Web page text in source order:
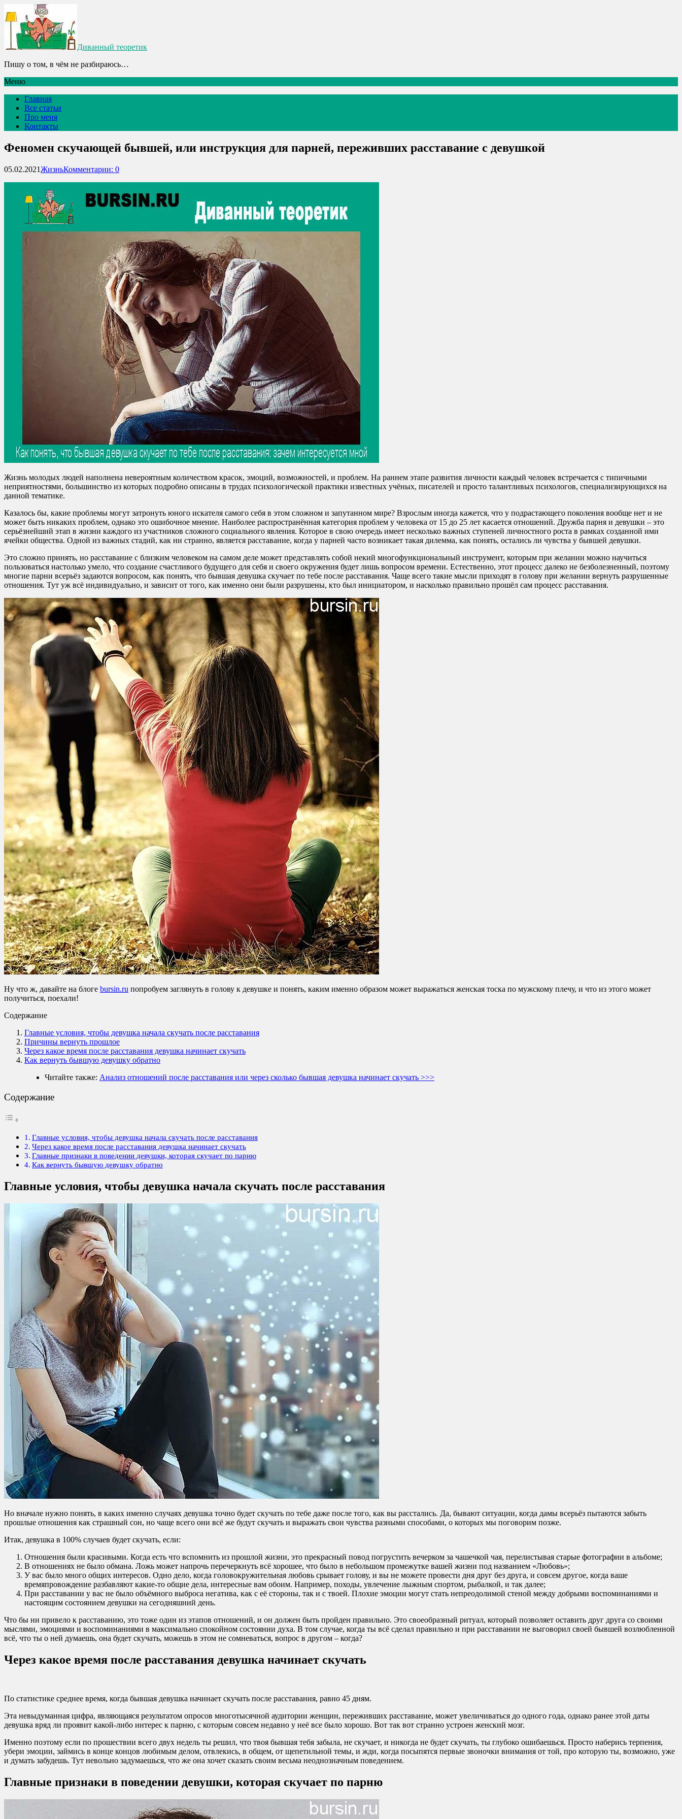
Диванный теоретик
Пишу о том, в чём не разбираюсь…
Меню
Главная
Все статьи
Про меня
Контакты
Феномен скучающей бывшей, или инструкция для парней, переживших расставание с девушкой
05.02.2021ЖизньКомментарии: 0
Жизнь молодых людей наполнена невероятным количеством красок, эмоций, возможностей, и проблем. На раннем этапе развития личности каждый человек встречается с типичными
неприятностями, большинство из которых подробно описаны в трудах психологической практики известных учёных, писателей и просто талантливых психологов, специализирующихся на
данной тематике.
Казалось бы, какие проблемы могут затронуть юного искателя самого себя в этом сложном и запутанном мире? Взрослым иногда кажется, что у подрастающего поколения вообще нет и не
может быть никаких проблем, однако это ошибочное мнение. Наиболее распространённая категория проблем у человека от 15 до 25 лет касается отношений. Дружба парня и девушки – это
серьёзнейший этап в жизни каждого из участников сложного социального явления. Которое в свою очередь имеет несколько важных ступеней личностного роста в рамках созданной ими
ячейки общества. Одной из важных стадий, как ни странно, является расставание, когда у парней часто возникает такая дилемма, как понять, остались ли чувства у бывшей девушки.
Это сложно принять, но расставание с близким человеком на самом деле может представлять собой некий многофункциональный инструмент, которым при желании можно научиться
пользоваться настолько умело, что создание счастливого будущего для себя и своего окружения будет лишь вопросом времени. Естественно, этот процесс далеко не безболезненный, поэтому
многие парни всерьёз задаются вопросом, как понять, что бывшая девушка скучает по тебе после расставания. Чаще всего такие мысли приходят в голову при желании вернуть разрушенные
отношения. Тут уж всё индивидуально, и зависит от того, как именно они были разрушены, кто был инициатором, и насколько правильно прошёл сам процесс расставания.
Ну что ж, давайте на блоге bursin.ru попробуем заглянуть в голову к девушке и понять, каким именно образом может выражаться женская тоска по мужскому плечу, и что из этого может
получиться, поехали!
Содержание
Главные условия, чтобы девушка начала скучать после расставания
Причины вернуть прошлое
Через какое время после расставания девушка начинает скучать
Как вернуть бывшую девушку обратно
Читайте также: Анализ отношений после расставания или через сколько бывшая девушка начинает скучать >>>
Содержание
Главные условия, чтобы девушка начала скучать после расставания
Через какое время после расставания девушка начинает скучать
Главные признаки в поведении девушки, которая скучает по парню
Как вернуть бывшую девушку обратно
Главные условия, чтобы девушка начала скучать после расставания
Но вначале нужно понять, в каких именно случаях девушка точно будет скучать по тебе даже после того, как вы расстались. Да, бывают ситуации, когда дамы всерьёз пытаются забыть
прошлые отношения как страшный сон, но чаще всего они всё же будут скучать и выражать свои чувства разными способами, о которых мы поговорим позже.
Итак, девушка в 100% случаев будет скучать, если:
Отношения были красивыми. Когда есть что вспомнить из прошлой жизни, это прекрасный повод погрустить вечерком за чашечкой чая, перелистывая старые фотографии в альбоме;
В отношениях не было обмана. Ложь может напрочь перечеркнуть всё хорошее, что было в небольшом промежутке вашей жизни под названием «Любовь»;
У вас было много общих интересов. Одно дело, когда головокружительная любовь срывает голову, и вы не можете провести дня друг без друга, и совсем другое, когда ваше
времяпровождение разбавляют какие-то общие дела, интересные вам обоим. Например, походы, увлечение лыжным спортом, рыбалкой, и так далее;
При расставании у вас не было объёмного выброса негатива, как с её стороны, так и с твоей. Плохие эмоции могут стать непреодолимой стеной между добрыми воспоминаниями и
настоящим состоянием девушки на сегодняшний день.
Что бы ни привело к расставанию, это тоже один из этапов отношений, и он должен быть пройден правильно. Это своеобразный ритуал, который позволяет оставить друг друга со своими
мыслями, эмоциями и воспоминаниями в максимально спокойном состоянии духа. В том случае, когда ты всё сделал правильно и при расставании не выговорил своей бывшей возлюбленной
всё, что ты о ней думаешь, она будет скучать, можешь в этом не сомневаться, вопрос в другом – когда?
Через какое время после расставания девушка начинает скучать
По статистике среднее время, когда бывшая девушка начинает скучать после расставания, равно 45 дням.
Эта невыдуманная цифра, являющаяся результатом опросов многотысячной аудитории женщин, переживших расставание, может увеличиваться до одного года, однако ранее этой даты
девушка вряд ли проявит какой-либо интерес к парню, с которым совсем недавно у неё все было хорошо. Вот так вот странно устроен женский мозг.
Именно поэтому если по прошествии всего двух недель ты решил, что твоя бывшая тебя забыла, не скучает, и никогда не будет скучать, ты глубоко ошибаешься. Просто наберись терпения,
убери эмоции, займись в конце концов любимым делом, отвлекись, в общем, от щепетильной темы, и жди, когда посыпятся первые звоночки внимания от той, про которую ты, возможно, уже
и думать забудешь. Тут невольно задумаешься, что же она хочет сказать своим весьма неоднозначным поведением.
Главные признаки в поведении девушки, которая скучает по парню